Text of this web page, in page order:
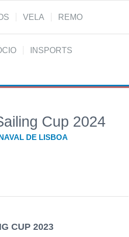
VELA REMO
INSPORTS
Cup 2024
DE LISBOA
CUP 2023